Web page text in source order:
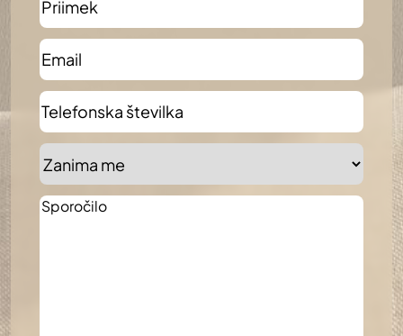
Email*
Telefonska
številka
Zanima
me*
Sporočilo